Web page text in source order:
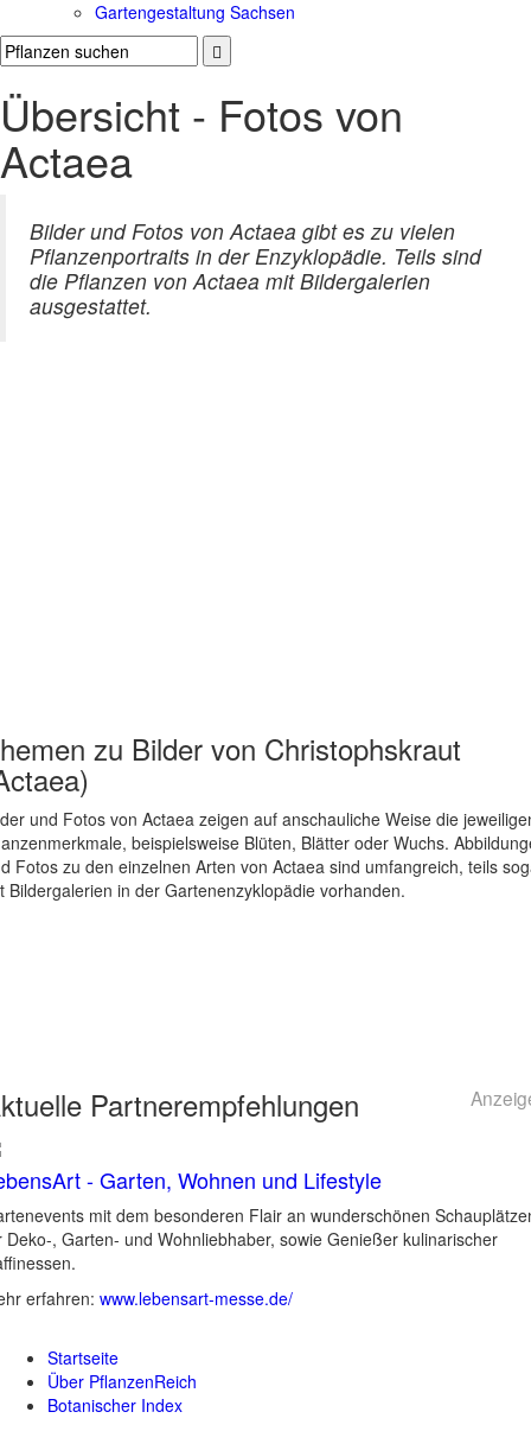
Gartengestaltung Sachsen
Übersicht - Fotos von
Actaea
Bilder und Fotos von Actaea gibt es zu vielen
Pflanzenportraits in der Enzyklopädie. Teils sind
die Pflanzen von Actaea mit Bildergalerien
ausgestattet.
zu Bilder von Christophskraut
und Fotos von Actaea zeigen auf anschauliche Weise die
beispielsweise Blüten, Blätter oder Wuchs.
Fotos zu den einzelnen Arten von Actaea sind umfangreich, teils
Bildergalerien in der Gartenenzyklopädie vorhanden.
Partnerempfehlungen
- Garten, Wohnen und Lifestyle
mit dem besonderen Flair an wunderschönen
Deko-, Garten- und Wohnliebhaber, sowie Genießer kulinarischer
erfahren: www.lebensart-messe.de/
Startseite
Über PflanzenReich
Botanischer Index